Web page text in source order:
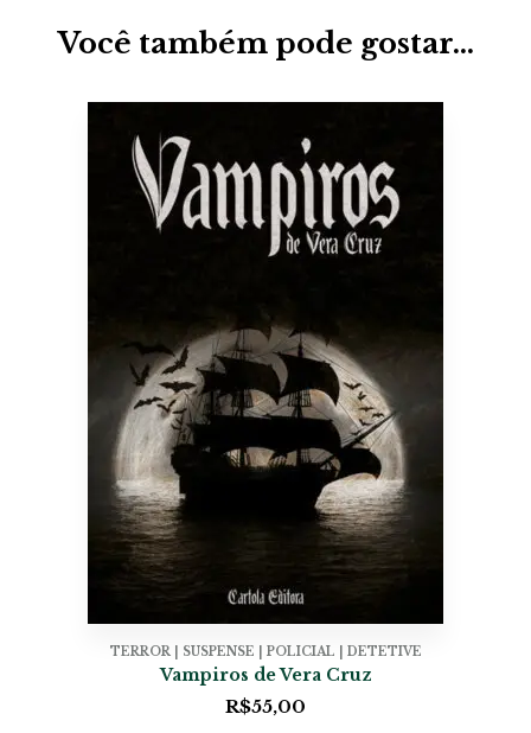
Você também pode gostar…
TERROR | SUSPENSE | POLICIAL | DETETIVE
Vampiros de Vera Cruz
R$55,00